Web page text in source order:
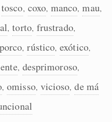
tosco, coxo, manco, mau,
, torto, frustrado,
porco, rústico, exótico,
, desprimoroso,
, omisso, vicioso, de má